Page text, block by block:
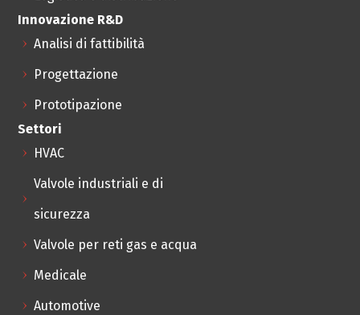
Innovazione R&D
Analisi di fattibilità
Progettazione
Prototipazione
Settori
HVAC
Valvole industriali e di
sicurezza
Valvole per reti gas e acqua
Medicale
Automotive